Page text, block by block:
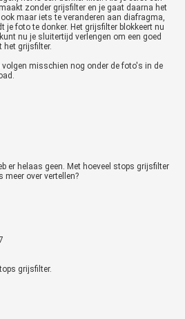
zonder grijsfilter en je gaat daarna het
maar iets te veranderen aan diafragma,
je foto te donker. Het grijsfilter blokkeert nu
nu je sluitertijd verlengen om een goed
het grijsfilter.
misschien nog onder de foto's in de
er helaas geen. Met hoeveel stops grijsfilter
meer over vertellen?
grijsfilter.